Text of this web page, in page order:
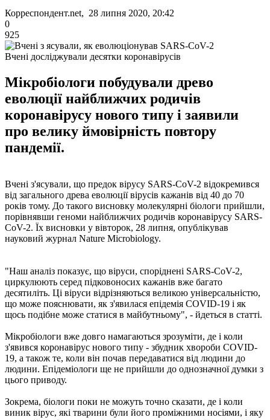
Корреспондент.net, 28 липня 2020, 20:42
0
925
Вчені досліджували десятки коронавірусів
Мікробіологи побудували древо
еволюції найближчих родичів
коронавірусу нового типу і заявили
про велику ймовірність повтору
пандемії.
Вчені з'ясували, що предок вірусу SARS-CoV-2 відокремився
від загального древа еволюції вірусів кажанів від 40 до 70
років тому. До такого висновку молекулярні біологи прийшли,
порівнявши геноми найближчих родичів коронавірусу SARS-
CoV-2. Їх висновки у вівторок, 28 липня, опублікував
науковий журнал Nature Microbiology.
"Наш аналіз показує, що віруси, споріднені SARS-CoV-2,
циркулюють серед підковоносих кажанів вже багато
десятиліть. Ці віруси відрізняються великою універсальністю,
що може пояснювати, як з'явилася епідемія COVID-19 і як
щось подібне може статися в майбутньому", - йдеться в статті.
Мікробіологи вже довго намагаються зрозуміти, де і коли
з'явився коронавірус нового типу - збудник хвороби COVID-
19, а також те, коли він почав передаватися від людини до
людини. Епідеміологи ще не прийшли до однозначної думки з
цього приводу.
Зокрема, біологи поки не можуть точно сказати, де і коли
виник вірус, які тварини були його проміжними носіями, і яку